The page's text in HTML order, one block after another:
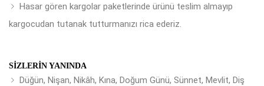
Hasar gören kargolar paketlerinde ürünü teslim almayıp
kargocudan tutanak tutturmanızı rica ederiz.
SIZLERIN YANINDA
Düğün, Nişan, Nikâh, Kına, Doğum Günü, Sünnet, Mevlit, Diş